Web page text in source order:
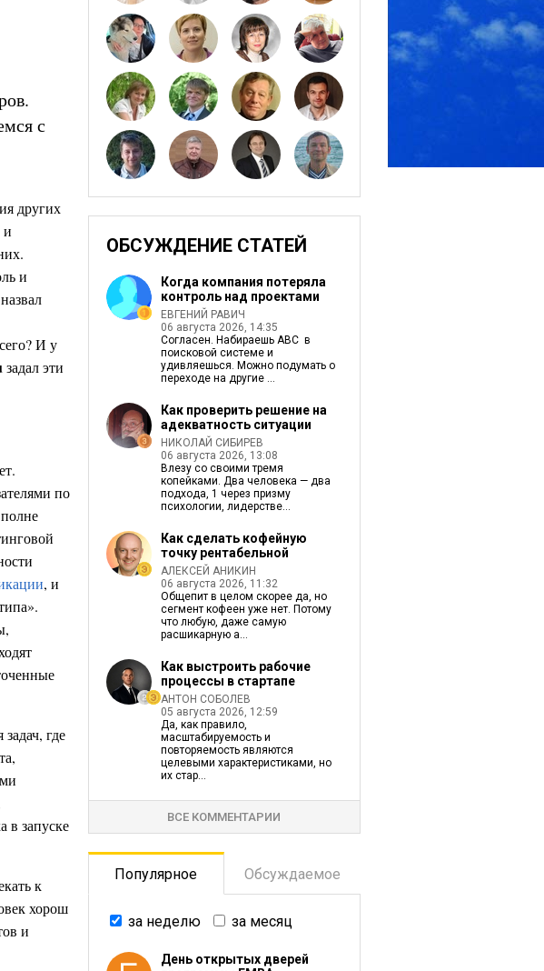
с
других
и
и
И у
задал эти
по
, и
где
в запуске
к
хорош
и
ОБСУЖДЕНИЕ СТАТЕЙ
Когда компания потеряла
контроль над проектами
ЕВГЕНИЙ РАВИЧ
06 августа 2026, 14:35
Согласен. Набираешь ABC в
поисковой системе и
удивляешься. Можно подумать о
переходе на другие ...
Как проверить решение на
адекватность ситуации
НИКОЛАЙ СИБИРЕВ
06 августа 2026, 13:08
Влезу со своими тремя
копейками. Два человека — два
подхода, 1 через призму
психологии, лидерстве...
Как сделать кофейную
точку рентабельной
АЛЕКСЕЙ АНИКИН
06 августа 2026, 11:32
Общепит в целом скорее да, но
сегмент кофеен уже нет. Потому
что любую, даже самую
расшикарную а...
Как выстроить рабочие
процессы в стартапе
АНТОН СОБОЛЕВ
05 августа 2026, 12:59
Да, как правило,
масштабируемость и
повторяемость являются
целевыми характеристиками, но
их стар...
ВСЕ КОММЕНТАРИИ
Популярное Обсуждаемое
за неделю за месяц
День открытых дверей